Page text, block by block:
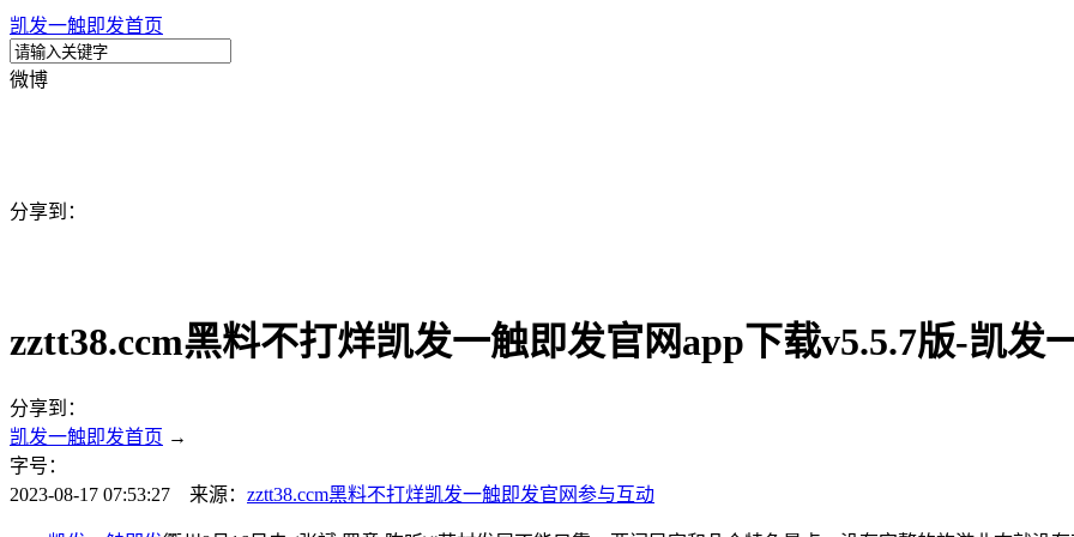
凯发一触即发首页
微博
分享到：
zztt38.ccm黑料不打烊凯发一触即发官网app下载v5.5.7版-凯发
分享到：
凯发一触即发首页 →
字号：
2023-08-17 07:53:27 来源： zztt38.ccm黑料不打烊凯发一触即发官网参与互动